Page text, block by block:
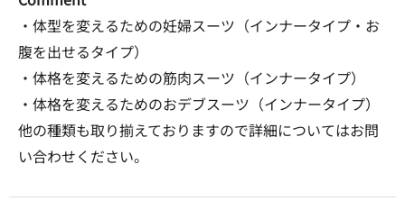
・体型を変えるための妊婦スーツ（インナータイプ・お
腹を出せるタイプ）
・体格を変えるための筋肉スーツ（インナータイプ）
・体格を変えるためのおデブスーツ（インナータイプ）
他の種類も取り揃えておりますので詳細についてはお問
い合わせください。